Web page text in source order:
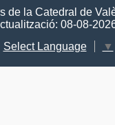
de la Catedral de
08-08-
Select Language
▼